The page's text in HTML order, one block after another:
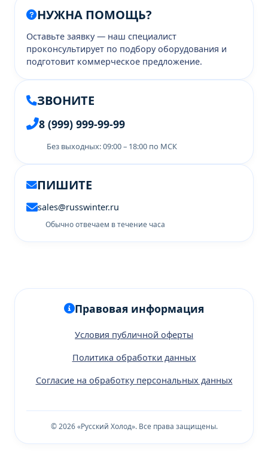
НУЖНА ПОМОЩЬ?
Оставьте заявку — наш специалист
проконсультирует по подбору оборудования и
подготовит коммерческое предложение.
ЗВОНИТЕ
8 (999) 999-99-99
Без выходных: 09:00 – 18:00 по МСК
ПИШИТЕ
sales@russwinter.ru
Обычно отвечаем в течение часа
Правовая информация
Условия публичной оферты
Политика обработки данных
Согласие на обработку персональных данных
© 2026 «Русский Холод». Все права защищены.